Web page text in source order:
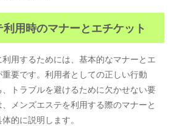
用時のマナーとエチケット
用するためには、基本的なマナーとエ
要です。利用者としての正しい行動
トラブルを避けるために欠かせない要
メンズエステを利用する際のマナーと
的に説明します。